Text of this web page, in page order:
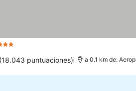
(18.043 puntuaciones) a 0.1 km de: